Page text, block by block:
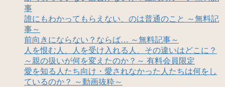
事
誰にもわかってもらえない、のは普通のこと ～無料記
事～
前向きにならない？ならば… ～無料記事～
人を恨む人、人を受け入れる人、その違いはどこに？
～親の扱いが何を変えたのか？～ 有料会員限定
愛を知る人たち向け・愛されなかった人たちは何をし
ているのか？ ～動画抜粋～